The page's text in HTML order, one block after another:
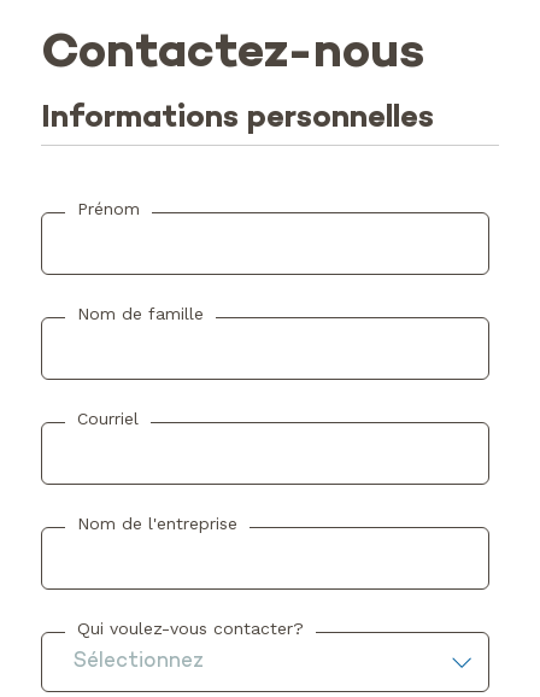
Contactez-nous
Informations personnelles
Prénom
Nom de famille
Courriel
Nom de l'entreprise
Qui voulez-vous contacter?